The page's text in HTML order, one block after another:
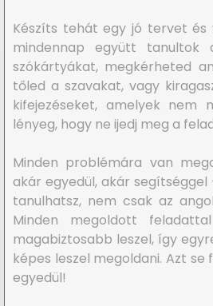
Készíts tehát egy jó tervet és
mindennap együtt tanultok
szókártyákat, megkérheted
tőled a szavakat, vagy
kifejezéseket, amelyek nem
lényeg, hogy ne ijedj meg a
Minden problémára van
akár egyedül, akár
tanulhatsz, nem csak az
Minden megoldott
magabiztosabb leszel, így
képes leszel megoldani. Azt
egyedül!